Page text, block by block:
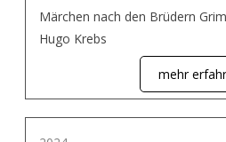
Märchen nach den Brüdern
Hugo Krebs
mehr